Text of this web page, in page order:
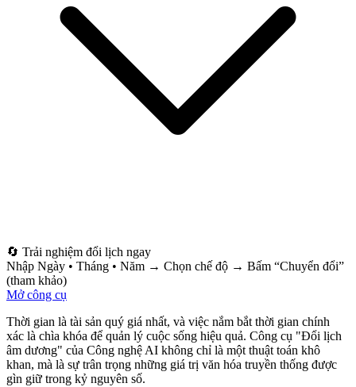
🔄 Trải nghiệm đổi lịch ngay
Nhập Ngày • Tháng • Năm → Chọn chế độ → Bấm “Chuyển đổi”
(tham khảo)
Mở công cụ
Thời gian là tài sản quý giá nhất, và việc nắm bắt thời gian chính
xác là chìa khóa để quản lý cuộc sống hiệu quả. Công cụ "Đổi lịch
âm dương" của Công nghệ AI không chỉ là một thuật toán khô
khan, mà là sự trân trọng những giá trị văn hóa truyền thống được
gìn giữ trong kỷ nguyên số.